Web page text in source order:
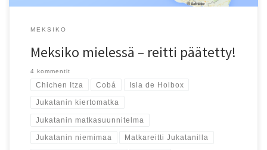
MEKSIKO
Meksiko mielessä – reitti päätetty!
4 kommentit
Chichen Itza Cobá Isla de Holbox
Jukatanin kiertomatka
Jukatanin matkasuunnitelma
Jukatanin niemimaa Matkareitti Jukatanilla